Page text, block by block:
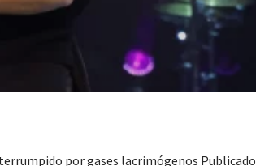
por gases lacrimógenos Publicado